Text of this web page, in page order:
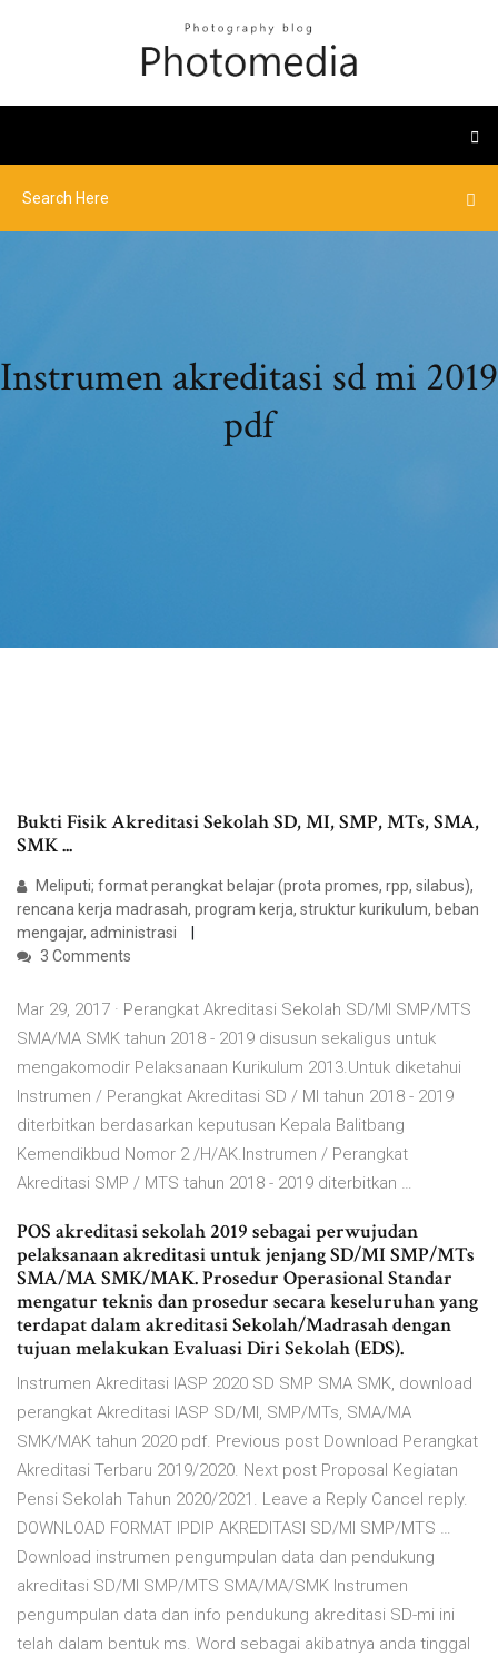
Instrumen akreditasi sd mi 2019
pdf
Bukti Fisik Akreditasi Sekolah SD, MI, SMP, MTs, SMA,
SMK ...
Meliputi; format perangkat belajar (prota promes, rpp, silabus),
rencana kerja madrasah, program kerja, struktur kurikulum, beban
mengajar, administrasi
3 Comments
Mar 29, 2017 · Perangkat Akreditasi Sekolah SD/MI SMP/MTS
SMA/MA SMK tahun 2018 - 2019 disusun sekaligus untuk
mengakomodir Pelaksanaan Kurikulum 2013.Untuk diketahui
Instrumen / Perangkat Akreditasi SD / MI tahun 2018 - 2019
diterbitkan berdasarkan keputusan Kepala Balitbang
Kemendikbud Nomor 2 /H/AK.Instrumen / Perangkat
Akreditasi SMP / MTS tahun 2018 - 2019 diterbitkan …
POS akreditasi sekolah 2019 sebagai perwujudan
pelaksanaan akreditasi untuk jenjang SD/MI SMP/MTs
SMA/MA SMK/MAK. Prosedur Operasional Standar
mengatur teknis dan prosedur secara keseluruhan yang
terdapat dalam akreditasi Sekolah/Madrasah dengan
tujuan melakukan Evaluasi Diri Sekolah (EDS).
Instrumen Akreditasi IASP 2020 SD SMP SMA SMK, download
perangkat Akreditasi IASP SD/MI, SMP/MTs, SMA/MA
SMK/MAK tahun 2020 pdf. Previous post Download Perangkat
Akreditasi Terbaru 2019/2020. Next post Proposal Kegiatan
Pensi Sekolah Tahun 2020/2021. Leave a Reply Cancel reply.
DOWNLOAD FORMAT IPDIP AKREDITASI SD/MI SMP/MTS …
Download instrumen pengumpulan data dan pendukung
akreditasi SD/MI SMP/MTS SMA/MA/SMK Instrumen
pengumpulan data dan info pendukung akreditasi SD-mi ini
telah dalam bentuk ms. Word sebagai akibatnya anda tinggal